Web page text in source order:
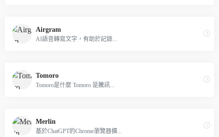
Airgram
AI語音轉寫文字，有助於記錄...
Tomoro
Tomoro是什麼 Tomoro 是騰訊...
Merlin
基於ChatGPT的Chrome瀏覽器擴...